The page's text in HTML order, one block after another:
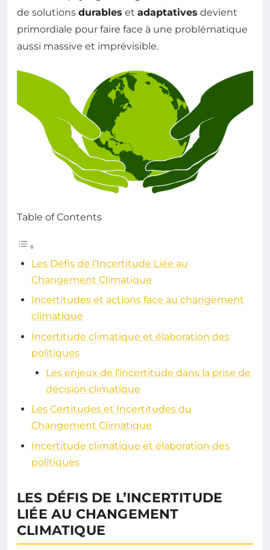
de solutions durables et adaptatives devient
primordiale pour faire face à une problématique
aussi massive et imprévisible.
Table of Contents
Les Défis de l’Incertitude Liée au
Changement Climatique
Incertitudes et actions face au changement
climatique
Incertitude climatique et élaboration des
politiques
Les enjeux de l’incertitude dans la prise de
décision climatique
Les Certitudes et Incertitudes du
Changement Climatique
Incertitude climatique et élaboration des
politiques
LES DÉFIS DE L’INCERTITUDE
LIÉE AU CHANGEMENT
CLIMATIQUE